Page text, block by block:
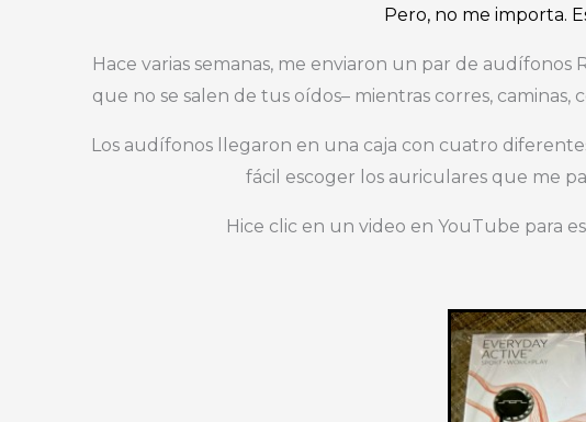
Pero, no me importa.
Hace varias semanas, me enviaron un par de audífonos
que no se salen de tus oídos– mientras corres, caminas,
Los audífonos llegaron en una caja con cuatro
fácil escoger los auriculares que me
Hice clic en un video en YouTube para